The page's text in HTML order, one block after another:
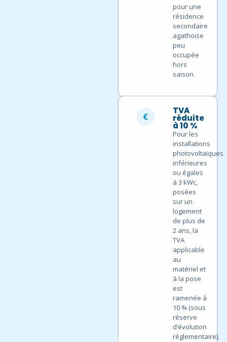
pour une
résidence
secondaire
agathoise
peu
occupée
hors
saison.
TVA
réduite
à 10 %
Pour les
installations
photovoltaïques
inférieures
ou égales
à 3 kWc,
posées
sur un
logement
de plus de
2 ans, la
TVA
applicable
au
matériel et
à la pose
est
ramenée à
10 % (sous
réserve
d’évolution
réglementaire).